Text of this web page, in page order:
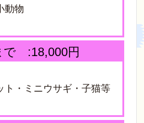
動物
で :18,000円
ト・ミニウサギ・子猫等